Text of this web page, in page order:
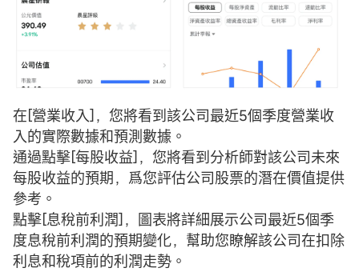
在[營業收入]，您將看到該公司最近5個季度營業收
入的實際數據和預測數據。
通過點擊[每股收益]，您將看到分析師對該公司未來
每股收益的預期，爲您評估公司股票的潛在價值提供
參考。
點擊[息稅前利潤]，圖表將詳細展示公司最近5個季
度息稅前利潤的預期變化，幫助您瞭解該公司在扣除
利息和稅項前的利潤走勢。